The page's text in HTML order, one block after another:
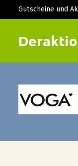
Gutscheine und